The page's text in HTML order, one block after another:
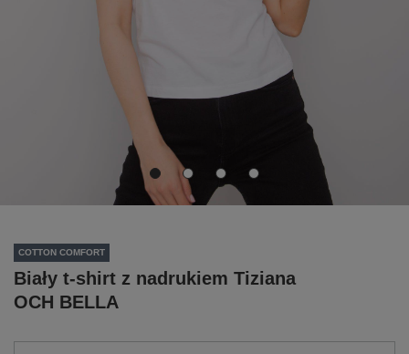
COTTON COMFORT
Biały t-shirt z nadrukiem Tiziana
OCH BELLA